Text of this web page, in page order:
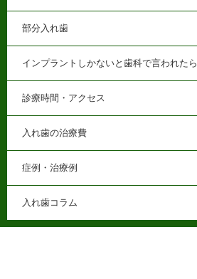
部分入れ歯
インプラントしかないと歯科で言われたら
診療時間・アクセス
入れ歯の治療費
症例・治療例
入れ歯コラム